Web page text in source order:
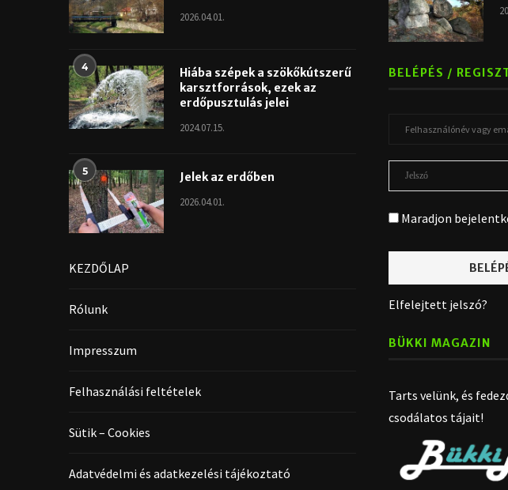
2026.04.01.
4
Hiába szépek a szökőkútszerű
karsztforrások, ezek az
erdőpusztulás jelei
2024.07.15.
5 Jelek az erdőben
2026.04.01.
KEZDŐLAP
Rólunk
Impresszum
Felhasználási feltételek
Sütik – Cookies
Adatvédelmi és adatkezelési tájékoztató
BELÉPÉS /
Maradjon
Elfelejtett jelszó?
BÜKKI MAGAZIN
Tarts velünk, és
csodálatos tájait!